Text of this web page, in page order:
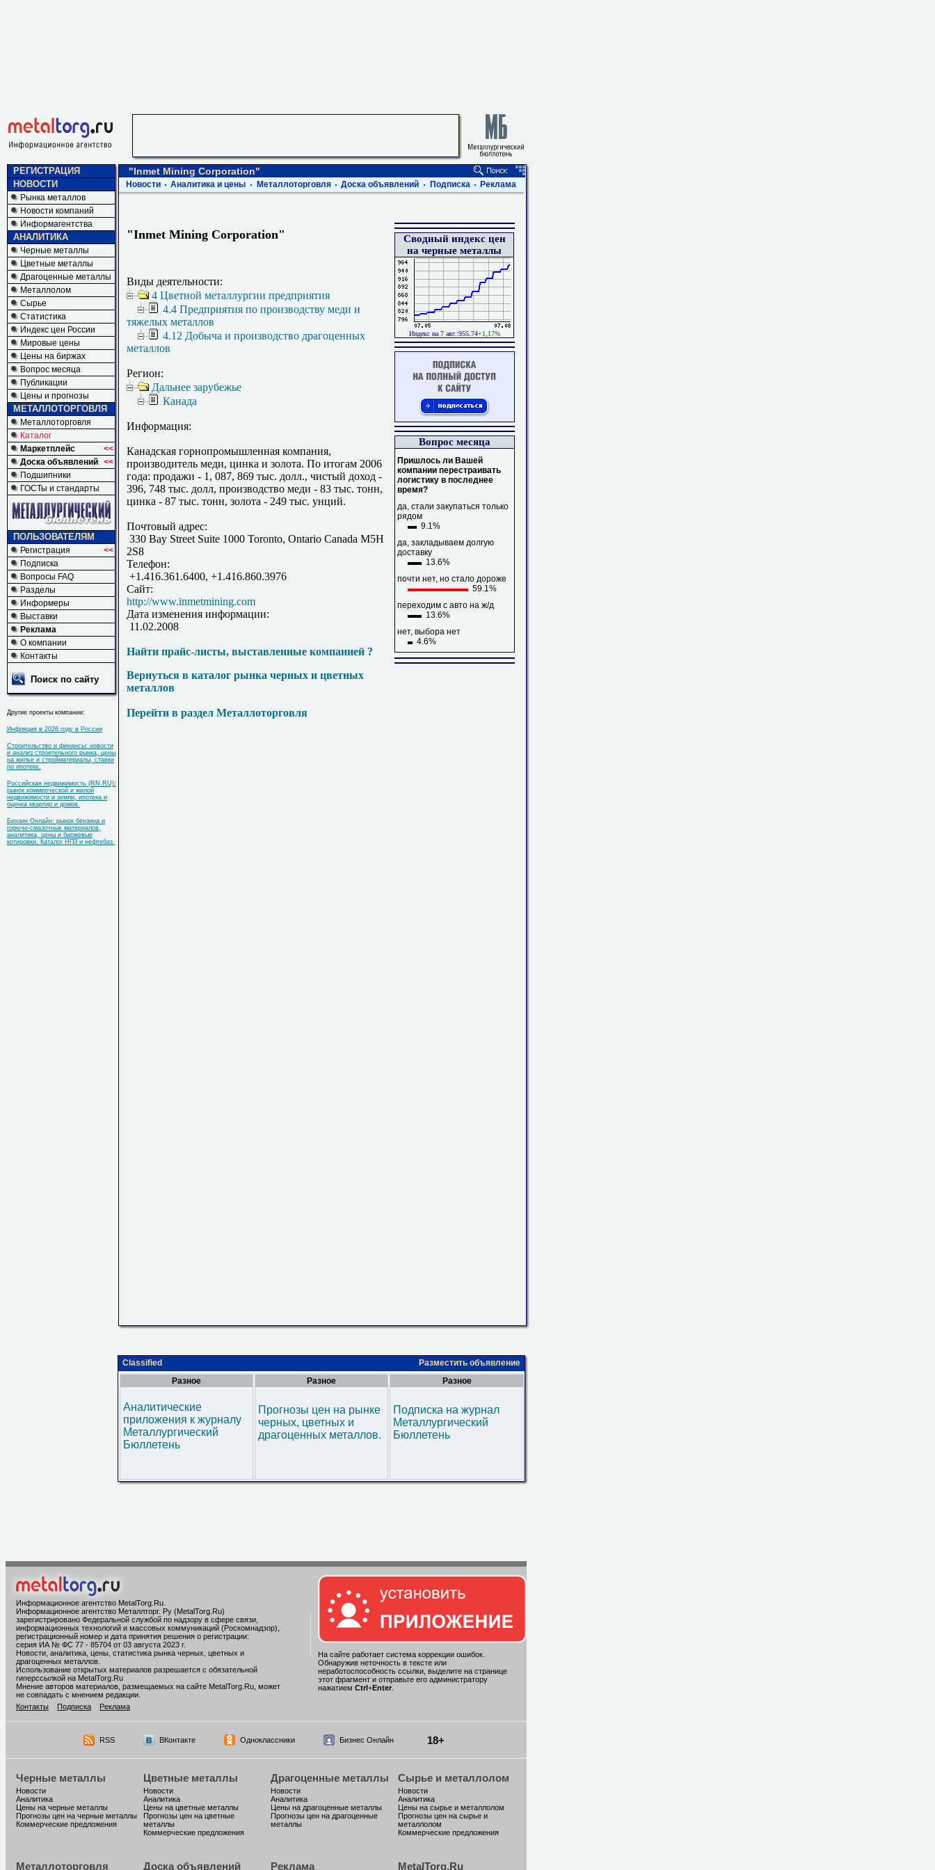
РЕГИСТРАЦИЯ
НОВОСТИ
Рынка металлов
Новости компаний
Информагентства
АНАЛИТИКА
Черные металлы
Цветные металлы
Драгоценные металлы
Металлолом
Сырье
Статистика
Индекс цен России
Мировые цены
Цены на биржах
Вопрос месяца
Публикации
Цены и прогнозы
МЕТАЛЛОТОРГОВЛЯ
Металлоторговля
Каталог
Маркетплейс
<<
Доска объявлений <<
Подшипники
ГОСТы и стандарты
ПОЛЬЗОВАТЕЛЯМ
Регистрация
<<
Подписка
Вопросы FAQ
Разделы
Информеры
Выставки
Реклама
О компании
Контакты
Поиск по сайту
Другие проекты компании:
Инфляция в 2026 году в России
Строительство и финансы: новости
и анализ строительного рынка, цены
на жилье и стройматериалы, ставки
по ипотеке.
Российская недвижимость (RN.RU):
рынок коммерческой и жилой
недвижимости и земли, ипотека и
оценка квартир и домов.
Бензин Онлайн: рынок бензина и
горюче-смазочных материалов,
аналитика, цены и биржевые
котировки. Каталог НПЗ и нефтебаз.
"Inmet Mining Corporation"
Новости Аналитика и цены Металлоторговля Доска объявлений Подписка Реклама
"Inmet Mining Corporation"
Виды деятельности:
4 Цветной металлургии предприятия
4.4 Предприятия по производству меди и
тяжелых металлов
4.12 Добыча и производство драгоценных
металлов
Регион:
Дальнее зарубежье
Канада
Информация:
Канадская горнопромышленная компания,
производитель меди, цинка и золота. По итогам 2006
года: продажи - 1, 087, 869 тыс. долл., чистый доход -
396, 748 тыс. долл, производство меди - 83 тыс. тонн,
цинка - 87 тыс. тонн, золота - 249 тыс. унций.
Почтовый адрес:
330 Bay Street Suite 1000 Toronto, Ontario Canada M5H
2S8
Телефон:
+1.416.361.6400, +1.416.860.3976
Сайт:
http://www.inmetmining.com
Дата изменения информации:
11.02.2008
Найти прайс-листы, выставленные компанией ?
Вернуться в каталог рынка черных и цветных
металлов
Перейти в раздел Металлоторговля
Сводный индекс цен
на черные металлы
Индекс на 7 авг.:955.74+1,17%
Вопрос месяца
Пришлось ли Вашей
компании перестраивать
логистику в последнее
время?
да, стали закупаться только
рядом
9.1%
да, закладываем долгую
доставку
13.6%
почти нет, но стало дороже
59.1%
переходим с авто на ж/д
13.6%
нет, выбора нет
4.6%
Classified
Разместить объявление
Разное
Аналитические
приложения к журналу
Металлургический
Бюллетень
Разное
Прогнозы цен на рынке
черных, цветных и
драгоценных металлов.
Разное
Подписка на журнал
Металлургический
Бюллетень
Информационное агентство MetalTorg.Ru
Информационное агентство Металлторг. Ру (MetalTorg.Ru)
зарегистрировано Федеральной службой по надзору в сфере связи,
информационных технологий и массовых коммуникаций (Роскомнадзор),
регистрационный номер и дата принятия решения о регистрации:
серия ИА № ФС 77 - 85704 от 03 августа 2023 г.
Новости, аналитика, цены, статистика рынка черных, цветных и
драгоценных металлов.
Использование открытых материалов разрешается с обязательной
гиперссылкой на MetalTorg.Ru
Мнение авторов материалов, размещаемых на сайте MetalTorg.Ru, может
не совпадать с мнением редакции.
Контакты
Подписка Реклама
На сайте работает система коррекции ошибок.
Обнаружив неточность в тексте или
неработоспособность ссылки, выделите на странице
этот фрагмент и отправьте его администратору
нажатием Ctrl +Enter.
RSS ВКонтакте Одноклассники Бизнес Онлайн 18+
Черные металлы
Новости
Аналитика
Цены на черные металлы
Прогнозы цен на черные металлы
Коммерческие предложения
Цветные металлы
Новости
Аналитика
Цены на цветные металлы
Прогнозы цен на цветные
металлы
Коммерческие предложения
Драгоценные металлы
Новости
Аналитика
Цены на драгоценные металлы
Прогнозы цен на драгоценные
металлы
Сырье и металлолом
Новости
Аналитика
Цены на сырье и металлолом
Прогнозы цен на сырье и
металлолом
Коммерческие предложения
Металлоторговля Доска объявлений Реклама MetalTorg.Ru